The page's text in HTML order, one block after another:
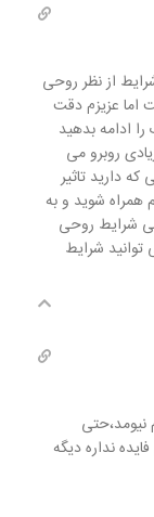
از نظر روحی
اما عزیزم دقت
ادامه بدهید
روبرو می
دارید تاثیر
همراه شوید و به
شرایط روحی
شرایط
نداره دیگه